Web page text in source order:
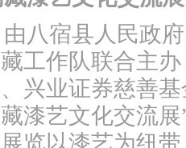
由八宿县人民政
工作队联合主
兴业证券慈善
漆艺文化交流展
览以漆艺为纽